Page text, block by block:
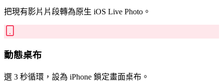
把現有影片片段轉為原生 iOS Live Photo。
動態桌布
選 3 秒循環，設為 iPhone 鎖定畫面桌布。